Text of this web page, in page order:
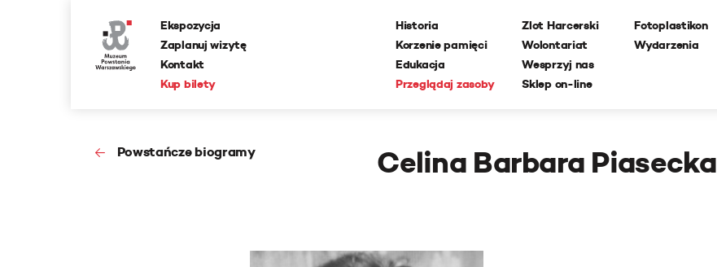
Ekspozycja
Zaplanuj wizytę
Kontakt
Kup bilety
Historia
Korzenie pamięci
Edukacja
Przeglądaj zasoby
Zlot Harcerski
Wolontariat
Wesprzyj nas
Sklep on-line
Fotoplastikon
Wydarzenia
Powstańcze biogramy Celina Barbara Piasecka